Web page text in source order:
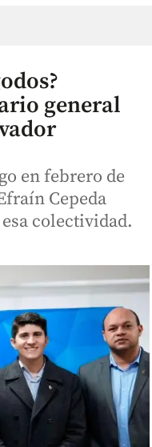
general
en febrero de
Cepeda
colectividad.